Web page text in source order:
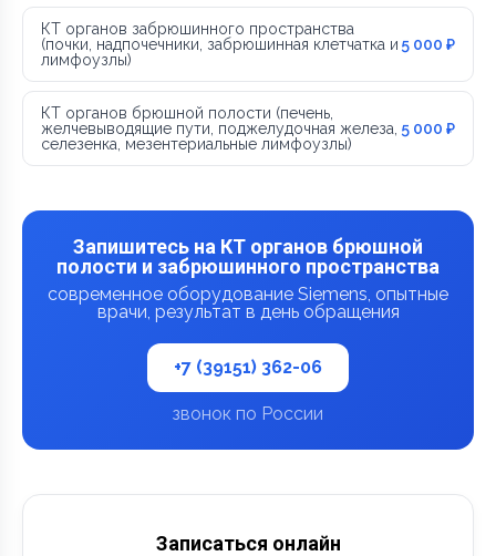
КТ органов забрюшинного пространства
(почки, надпочечники, забрюшинная клетчатка и
лимфоузлы)
5 000 ₽
КТ органов брюшной полости (печень,
желчевыводящие пути, поджелудочная железа,
селезенка, мезентериальные лимфоузлы)
5 000 ₽
Запишитесь на КТ органов брюшной
полости и забрюшинного пространства
современное оборудование Siemens, опытные
врачи, результат в день обращения
+7 (39151) 362-06
звонок по России
Записаться онлайн